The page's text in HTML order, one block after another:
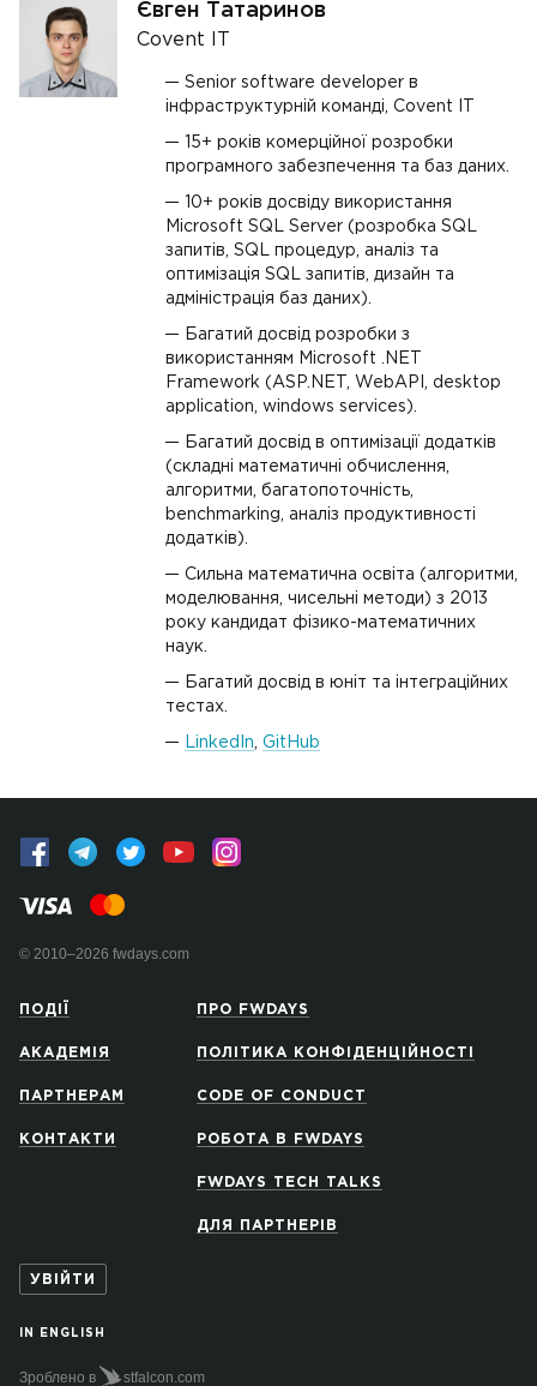
Євген Татаринов
Covent IT
Senior software developer в
інфраструктурній команді, Covent IT
15+ років комерційної розробки
програмного забезпечення та баз даних.
10+ років досвіду використання
Microsoft SQL Server (розробка SQL
запитів, SQL процедур, аналіз та
оптимізація SQL запитів, дизайн та
адміністрація баз даних).
Багатий досвід розробки з
використанням Microsoft .NET
Framework (ASP.NET, WebAPI, desktop
application, windows services).
Багатий досвід в оптимізації додатків
(складні математичні обчислення,
алгоритми, багатопоточність,
benchmarking, аналіз продуктивності
додатків).
Сильна математична освіта (алгоритми,
моделювання, чисельні методи) з 2013
року кандидат фізико-математичних
наук.
Багатий досвід в юніт та інтеграційних
тестах.
LinkedIn GitHub
© 2010–2026 fwdays.com
ПОДІЇ
АКАДЕМІЯ
ПАРТНЕРАМ
КОНТАКТИ
ПРО FWDAYS
ПОЛІТИКА КОНФІДЕНЦІЙНОСТІ
CODE OF CONDUCT
РОБОТА В FWDAYS
FWDAYS TECH TALKS
ДЛЯ ПАРТНЕРІВ
УВІЙТИ
IN ENGLISH
Зроблено в stfalcon.com